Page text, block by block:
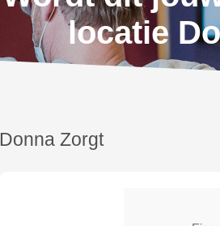
locatie
Donna Zorgt